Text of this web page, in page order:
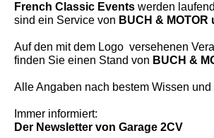
French Classic Events werden
sind ein Service von BUCH &
Auf den mit dem Logo versehenen
finden Sie einen Stand von BUCH &
Alle Angaben nach bestem Wissen und
Immer informiert:
Der Newsletter von Garage 2CV